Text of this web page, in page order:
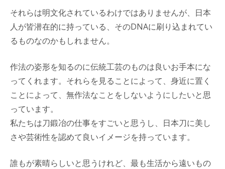
それらは明文化されているわけではありませんが、日本
人が皆潜在的に持っている、そのDNAに刷り込まれてい
るものなのかもしれません。
作法の姿形を知るのに伝統工芸のものは良いお手本にな
ってくれます。それらを見ることによって、身近に置く
ことによって、無作法なことをしないようにしたいと思
っています。
私たちは刀鍛冶の仕事をすごいと思うし、日本刀に美し
さや芸術性を認めて良いイメージを持っています。
誰もが素晴らしいと思うけれど、最も生活から遠いもの